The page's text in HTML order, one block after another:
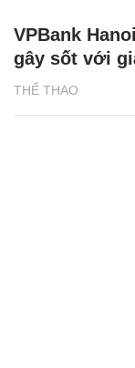
THỂ THAO
VPBank
gây sốt với